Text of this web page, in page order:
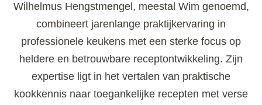
Wilhelmus Hengstmengel, meestal Wim genoemd,
combineert jarenlange praktijkervaring in
professionele keukens met een sterke focus op
heldere en betrouwbare receptontwikkeling. Zijn
expertise ligt in het vertalen van praktische
kookkennis naar toegankelijke recepten met verse